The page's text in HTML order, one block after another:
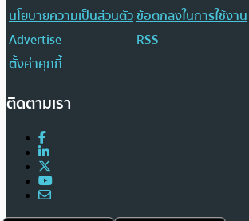
นโยบายความเป็นส่วนตัวข้อตกลงในการใช้งาน
Advertise
RSS
ตั้งค่าคุกกี้
ติดตามเรา